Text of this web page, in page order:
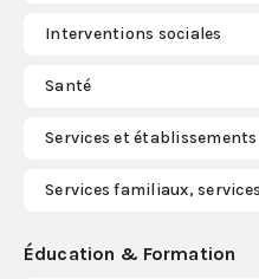
Interventions sociales
Santé
Services et
Services familiaux,
Éducation & Formation